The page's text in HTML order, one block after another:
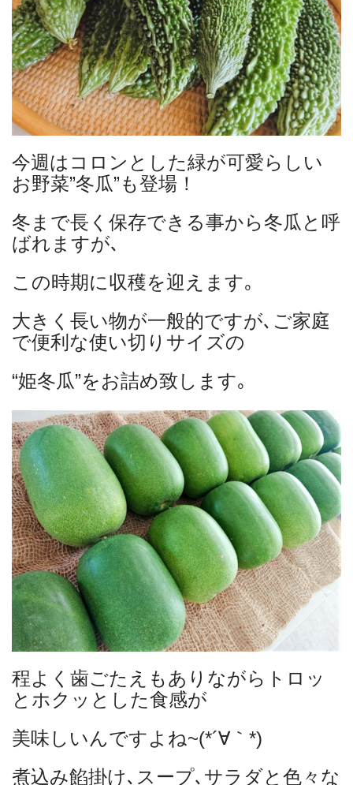
今週はコロンとした緑が可愛らしい
お野菜”冬瓜”も登場！
冬まで長く保存できる事から冬瓜と呼
ばれますが､
この時期に収穫を迎えます｡
大きく長い物が一般的ですが､ご家庭
で便利な使い切りサイズの
“姫冬瓜”をお詰め致します｡
程よく歯ごたえもありながらトロッ
とホクッとした食感が
美味しいんですよね~(*´∀｀*)
煮込み餡掛け､スープ､サラダと色々な